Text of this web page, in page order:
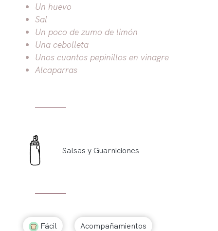
Un huevo
Sal
Un poco de zumo de limón
Una cebolleta
Unos cuantos pepinillos en vinagre
Alcaparras
Salsas y Guarniciones
Fácil
Acompañamientos